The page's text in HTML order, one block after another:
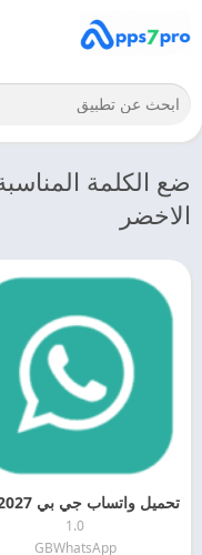
ضع الكلمة
الاخضر
1.0
GBWhatsApp